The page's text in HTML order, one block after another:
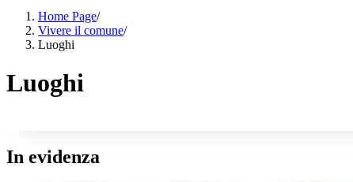
Home Page/
Vivere il comune/
Luoghi
Luoghi
In evidenza